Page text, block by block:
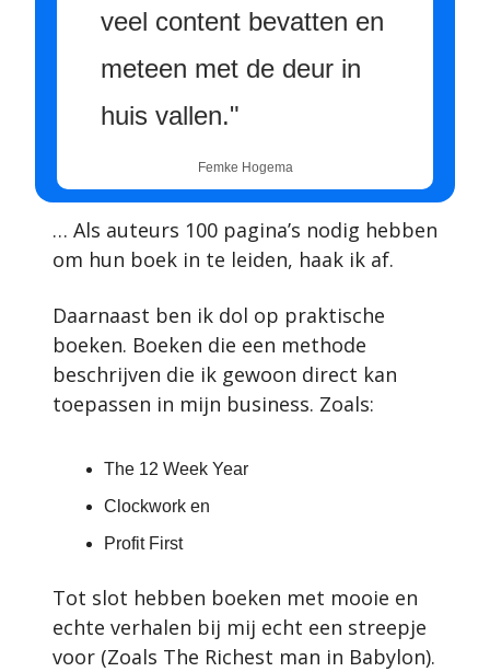
veel content bevatten en
meteen met de deur in
huis vallen."
Femke Hogema
… Als auteurs 100 pagina’s nodig hebben
om hun boek in te leiden, haak ik af.
Daarnaast ben ik dol op praktische
boeken. Boeken die een methode
beschrijven die ik gewoon direct kan
toepassen in mijn business. Zoals:
The 12 Week Year
Clockwork en
Profit First
Tot slot hebben boeken met mooie en
echte verhalen bij mij echt een streepje
voor (Zoals The Richest man in Babylon).